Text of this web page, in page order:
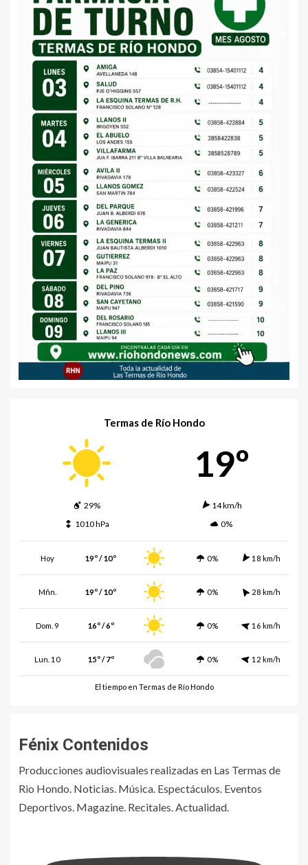
Termas de Río Hondo
19º
29%
14 km/h
1010 hPa
0%
Hoy 19º / 10º 0% 18 km/h
Mñn. 19º / 10º 0% 28 km/h
Dom. 9 16º / 6º 0% 16 km/h
Lun. 10 15º / 7º 0% 12 km/h
El tiempo en Termas de Río Hondo
Fénix Contenidos
Producciones audiovisuales realizadas en Las Termas de
Rio Hondo. Noticias. Música. Espectáculos. Eventos
Deportivos. Magazine. Recitales. Actualidad.